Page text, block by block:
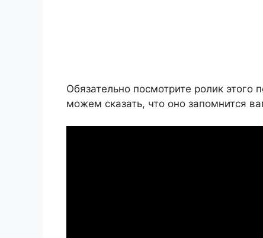
Обязательно посмотрите ролик
можем сказать, что оно запомнится